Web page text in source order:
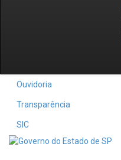
Ouvidoria
Transparência
SIC